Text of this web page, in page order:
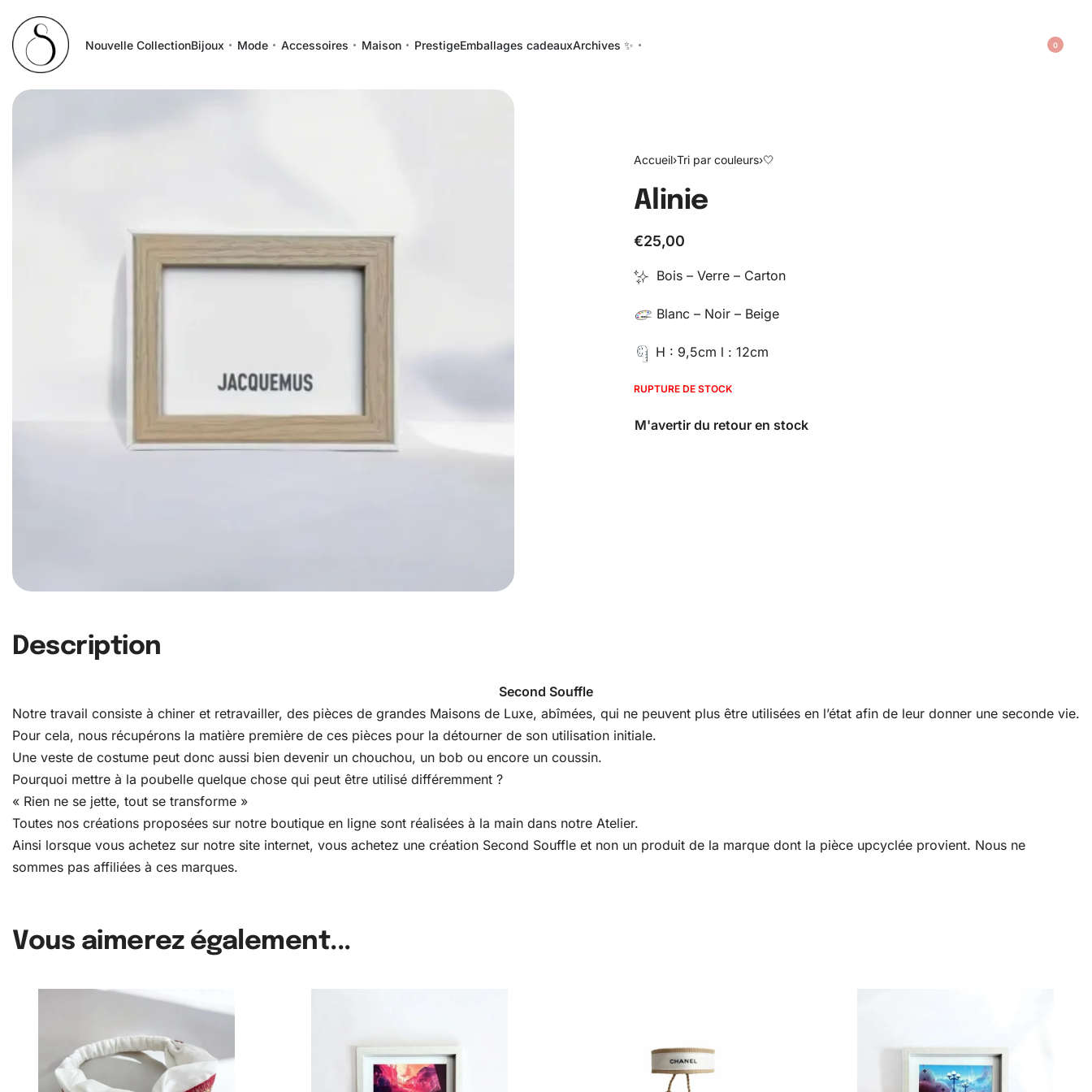
Nouvelle CollectionBijoux Mode Accessoires Maison PrestigeEmballages cadeauxArchives ✨ 0
Accueil›Tri par couleurs›🤍
Alinie
€25,00
Bois – Verre – Carton
Blanc – Noir – Beige
H : 9,5cm l : 12cm
RUPTURE DE STOCK
Description
Second Souffle
Notre travail consiste à chiner et retravailler, des pièces de grandes Maisons de Luxe, abîmées, qui ne peuvent plus être utilisées en l’état afin de leur donner une seconde vie.
Pour cela, nous récupérons la matière première de ces pièces pour la détourner de son utilisation initiale.
Une veste de costume peut donc aussi bien devenir un chouchou, un bob ou encore un coussin.
Pourquoi mettre à la poubelle quelque chose qui peut être utilisé différemment ?
« Rien ne se jette, tout se transforme »
Toutes nos créations proposées sur notre boutique en ligne sont réalisées à la main dans notre Atelier.
Ainsi lorsque vous achetez sur notre site internet, vous achetez une création Second Souffle et non un produit de la marque dont la pièce upcyclée provient. Nous ne
sommes pas affiliées à ces marques.
Vous aimerez également...